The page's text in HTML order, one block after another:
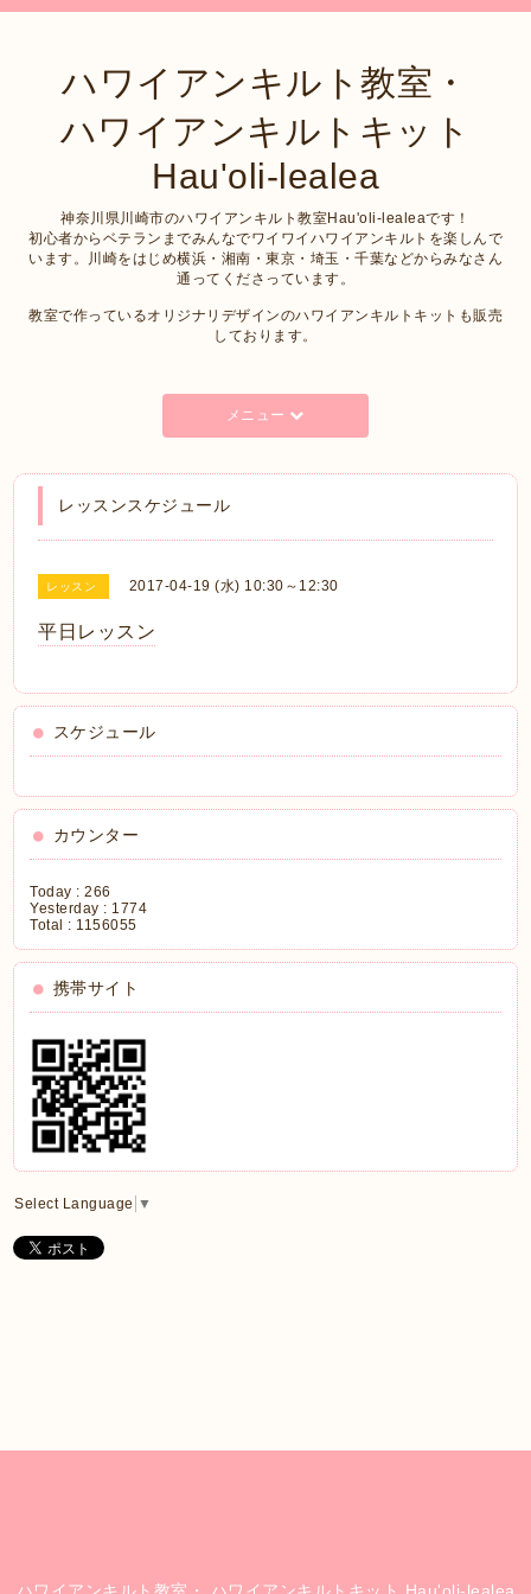
ハワイアンキルト教室・
ハワイアンキルトキット
Hau'oli-lealea
神奈川県川崎市のハワイアンキルト教室Hau'oli-lealeaです！
初心者からベテランまでみんなでワイワイハワイアンキルトを楽しんで
います。川崎をはじめ横浜・湘南・東京・埼玉・千葉などからみなさん
通ってくださっています。
教室で作っているオリジナリデザインのハワイアンキルトキットも販売
しております。
メニュー
レッスンスケジュール
レッスン 2017-04-19 (水) 10:30～12:30
平日レッスン
スケジュール
カウンター
Today :266
Yesterday : 1774
Total : 1156055
携帯サイト
Select Language ▼